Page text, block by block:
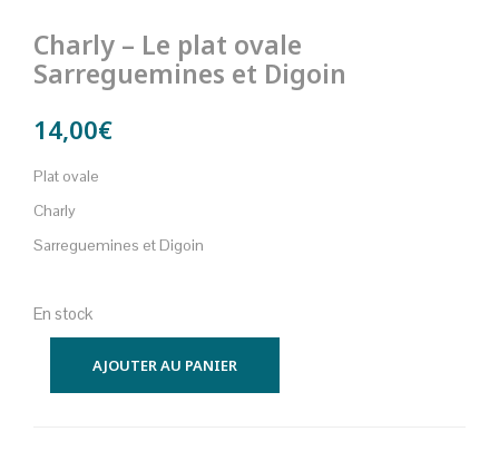
Charly – Le plat ovale
Sarreguemines et Digoin
14,00€
Plat ovale
Charly
Sarreguemines et Digoin
En stock
AJOUTER AU PANIER